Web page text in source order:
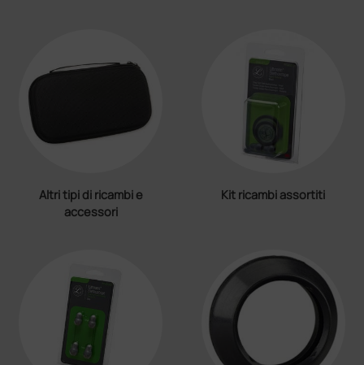
Altri tipi di ricambi e
accessori
Kit ricambi assortiti